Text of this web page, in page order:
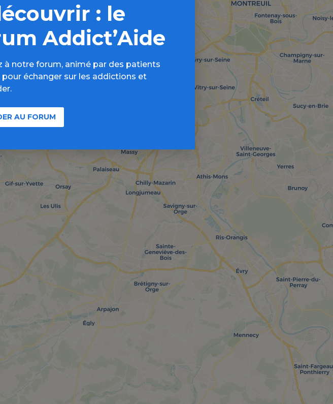
: le
Addict’Aide
à notre forum, animé par des patients
pour échanger sur les addictions et
AU FORUM